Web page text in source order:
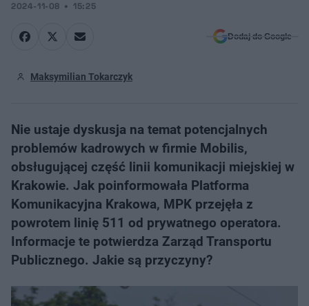
2024-11-08 15:25
Dodaj do Google
Maksymilian Tokarczyk
Nie ustaje dyskusja na temat potencjalnych
problemów kadrowych w firmie Mobilis,
obsługującej część linii komunikacji miejskiej w
Krakowie. Jak poinformowała Platforma
Komunikacyjna Krakowa, MPK przejęła z
powrotem linię 511 od prywatnego operatora.
Informacje te potwierdza Zarząd Transportu
Publicznego. Jakie są przyczyny?